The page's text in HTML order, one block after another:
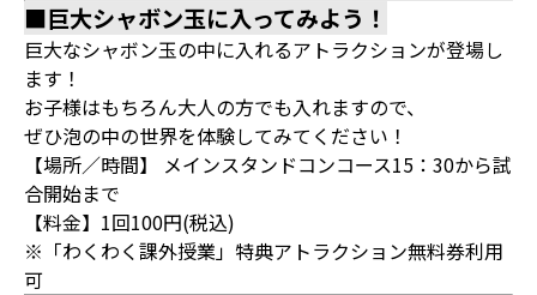
■巨大シャボン玉に入ってみよう！
巨大なシャボン玉の中に入れるアトラクションが登場し
ます！
お子様はもちろん大人の方でも入れますので、
ぜひ泡の中の世界を体験してみてください！
【場所／時間】 メインスタンドコンコース15：30から試
合開始まで
【料金】1回100円(税込)
※「わくわく課外授業」特典アトラクション無料券利用
可